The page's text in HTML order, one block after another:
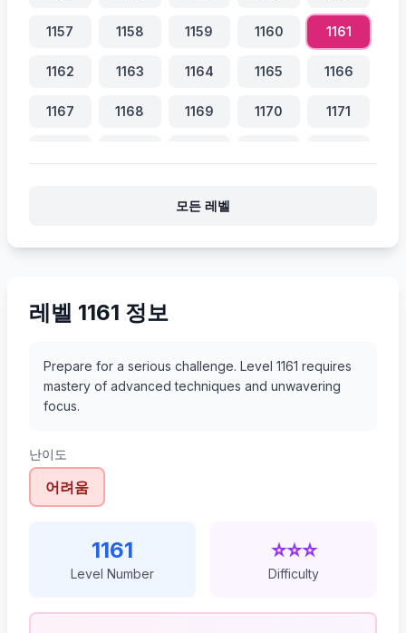
1157 1158 1159 1160 1161
1162 1163 1164 1165 1166
1167 1168 1169 1170 1171
모든 레벨
레벨 1161 정보
Prepare for a serious challenge. Level 1161 requires
mastery of advanced techniques and unwavering
focus.
난이도
어려움
1161
Level Number
⭐⭐⭐
Difficulty